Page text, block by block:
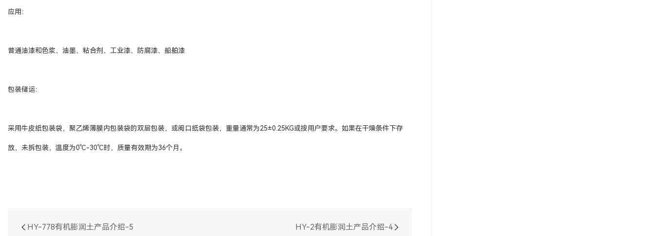
应用：
普通油漆和色浆、油墨、粘合剂、工业漆、防腐漆、船舶漆
包装储运：
采用牛皮纸包装袋，聚乙烯薄膜内包装袋的双层包装，或阀口纸袋包装，重量通常为25±0.25KG或按用户要求。如果在干燥条件下存
放，未拆包装，温度为0℃-30℃时，质量有效期为36个月。
HY-778有机膨润土产品介绍-5 HY-2有机膨润土产品介绍-4